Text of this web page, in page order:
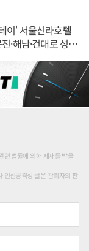
이' 서울신라호텔
·해남·건대로 성
련 법률에 의해 제재를 받을
인신공격성 글은 관리자의 판